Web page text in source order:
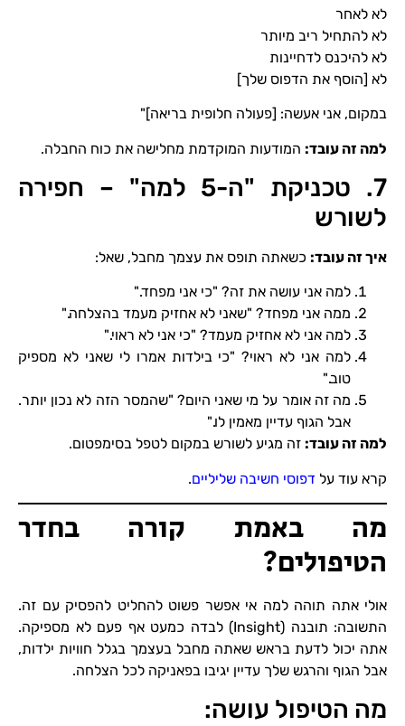
לא לאחר
לא להתחיל ריב מיותר
לא להיכנס לדחיינות
לא [הוסף את הדפוס שלך]
במקום, אני אעשה: [פעולה חלופית בריאה]"
למה זה עובד: המודעות המוקדמת מחלישה את כוח החבלה.
7. טכניקת "ה-5 למה" – חפירה
לשורש
איך זה עובד: כשאתה תופס את עצמך מחבל, שאל:
למה אני עושה את זה? "כי אני מפחד."
ממה אני מפחד? "שאני לא אחזיק מעמד בהצלחה."
למה אני לא אחזיק מעמד? "כי אני לא ראוי."
למה אני לא ראוי? "כי בילדות אמרו לי שאני לא מספיק
טוב."
מה זה אומר על מי שאני היום? "שהמסר הזה לא נכון יותר.
אבל הגוף עדיין מאמין לו."
למה זה עובד: זה מגיע לשורש במקום לטפל בסימפטום.
קרא עוד על דפוסי חשיבה שליליים.
מה באמת קורה בחדר
הטיפולים?
אולי אתה תוהה למה אי אפשר פשוט להחליט להפסיק עם זה.
התשובה: תובנה (Insight) לבדה כמעט אף פעם לא מספיקה.
אתה יכול לדעת בראש שאתה מחבל בעצמך בגלל חוויות ילדות,
אבל הגוף והרגש שלך עדיין יגיבו בפאניקה לכל הצלחה.
מה הטיפול עושה: